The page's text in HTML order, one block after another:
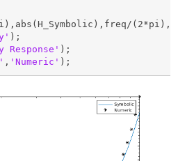
);
Response' );
, 'Numeric' );